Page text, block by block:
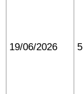
19/06/2026